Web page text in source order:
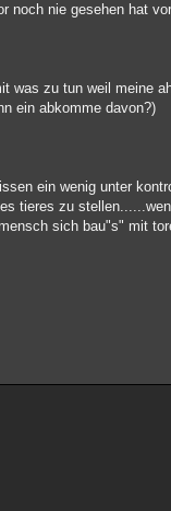
noch nie gesehen hat
was zu tun weil meine
ein abkomme davon?)
ein wenig unter
tieres zu
sich bau"s" mit